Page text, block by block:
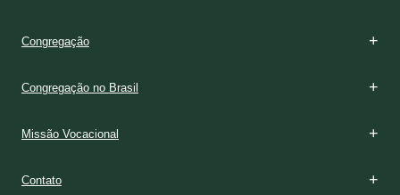
Congregação
Congregação no Brasil
Missão Vocacional
Contato